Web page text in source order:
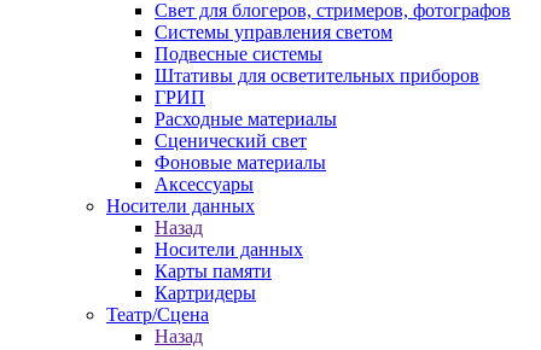
Свет для блогеров, стримеров, фотографов
Системы управления светом
Подвесные системы
Штативы для осветительных приборов
ГРИП
Расходные материалы
Сценический свет
Фоновые материалы
Аксессуары
Носители данных
Назад
Носители данных
Карты памяти
Картридеры
Театр/Сцена
Назад